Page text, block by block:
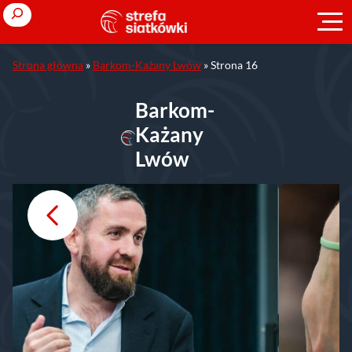
Przejdź
do
treści
Search
Strona główna » Barkom-Każany Lwów »Strona 16
Barkom-
Każany
Lwów